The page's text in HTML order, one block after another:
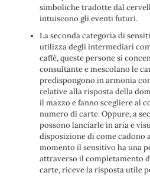
simboliche tradotte dal
intuiscono gli eventi futuri.
La seconda categoria di
utilizza degli intermediari
caffè, queste persone si
consultante e mescolano le
predispongono in armonia
relative alla risposta della
il mazzo e fanno scegliere al
numero di carte. Oppure, a
possono lanciarle in aria e
disposizione di come cadono
momento il sensitivo ha una
attraverso il completamento
carte, riceve la risposta utile